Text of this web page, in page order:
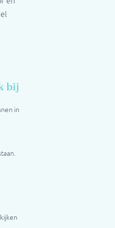
bij
in